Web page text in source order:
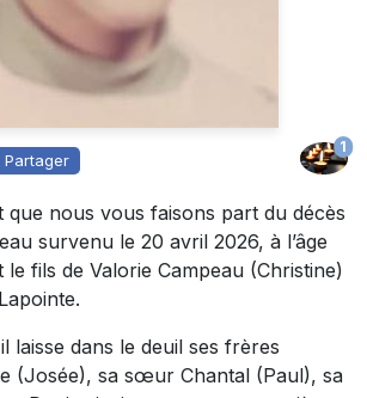
Partager
1
que nous vous faisons part du décès
survenu le 20 avril 2026, à l’âge
le fils de Valorie Campeau (Christine)
laisse dans le deuil ses frères
(Josée), sa sœur Chantal (Paul), sa